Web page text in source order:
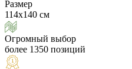
Размер
114х140 см
Огромный выбор
более 1350 позиций